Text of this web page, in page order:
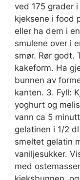
ved 175 grader
kjeksene i food
eller ha dem i
smulene over i
smør. Rør godt.
kakeform. Ha
bunnen av
kanten. 3. Fyll:
yoghurt og
vann ca 5
gelatinen i 1/2
smeltet gelatin
vaniljesukker.
med